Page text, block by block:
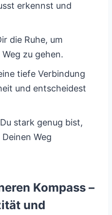
erkennst und
die Ruhe, um
zu gehen.
tiefe Verbindung
und entscheidest
stark genug bist,
Weg
Kompass –
und